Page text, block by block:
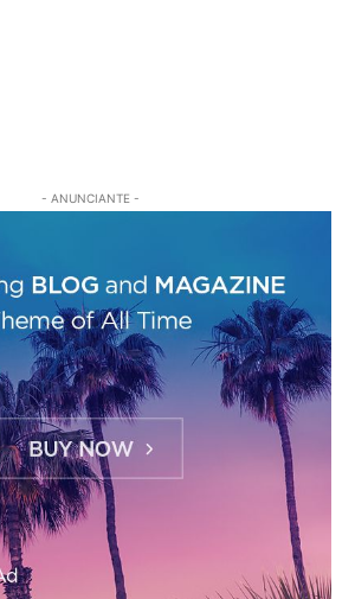
- ANUNCIANTE -